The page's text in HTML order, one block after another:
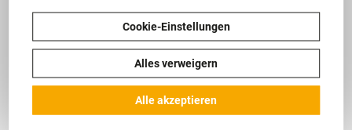
sich auch auf die näheren Umstände erfolgloser
Verbindungsversuche.
§ 3 Abs. 2 Nr. 2 TTDSG sieht dabei als zur
Wahrung des Fernmeldegeheimnisses
verpflichtet u.a. Anbieter von ganz oder
Cookie-Einstellungen
Alles verweigern
Alle akzeptieren